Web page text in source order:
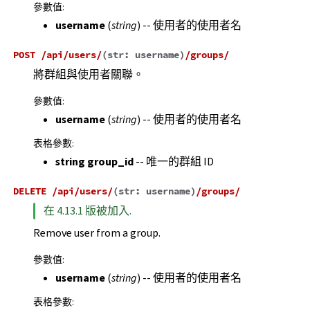
參數值:
username(string) -- 使用者的使用者名
POST /api/users/(str: username) /groups/
將群組與使用者關聯。
參數值:
username(string) -- 使用者的使用者名
表格參數:
string group_id-- 唯一的群組 ID
DELETE /api/users/(str: username) /groups/
在 4.13.1 版被加入.
Remove user from a group.
參數值:
username(string) -- 使用者的使用者名
表格參數: